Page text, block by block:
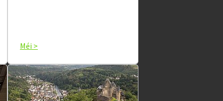
Méi >